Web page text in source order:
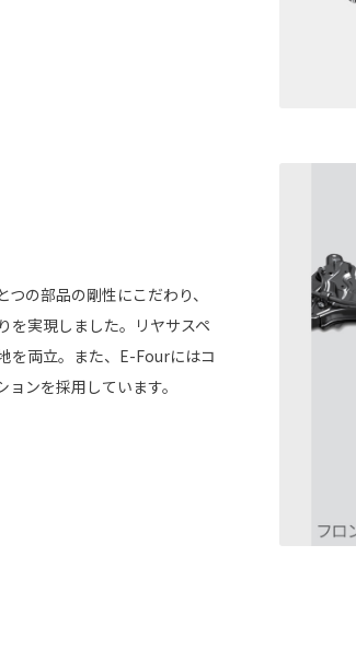
の部品の剛性にこだわり、
を実現しました。リヤサスペ
を両立。また、E-Fourにはコ
ンを採用しています。